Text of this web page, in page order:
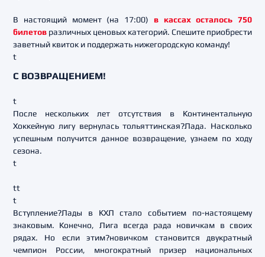
В настоящий момент (на 17:00) в кассах осталось 750
билетов различных ценовых категорий. Спешите приобрести
заветный квиток и поддержать нижегородскую команду!
t
С ВОЗВРАЩЕНИЕМ!
t
После нескольких лет отсутствия в Континентальную
Хоккейную лигу вернулась тольяттинская?Лада. Насколько
успешным получится данное возвращение, узнаем по ходу
сезона.
t
tt
t
Вступление?Лады в КХЛ стало событием по-настоящему
знаковым. Конечно, Лига всегда рада новичкам в своих
рядах. Но если этим?новичком становится двукратный
чемпион России, многократный призер национальных